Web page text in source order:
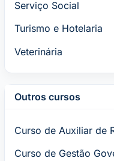
Serviço Social
Turismo e Hotelaria
Veterinária
Outros cursos
Curso de Auxiliar de
Curso de Gestão